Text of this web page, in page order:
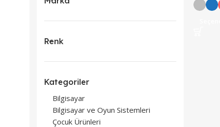
Renk
Kategoriler
Bilgisayar
Bilgisayar ve Oyun Sistemleri
Çocuk Ürünleri